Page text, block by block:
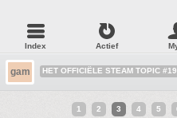
Index Actief
gam HET OFFICIËLE STEAM TOPIC
1 2 3 4 5